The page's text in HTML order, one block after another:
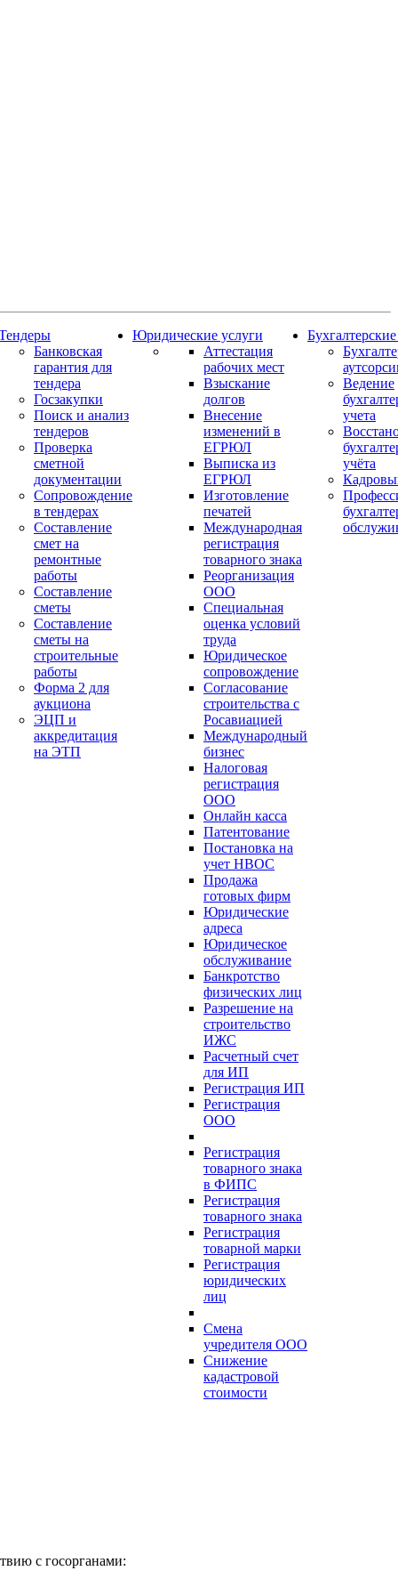
Банковская
гарантия для
тендера
Госзакупки
Поиск и анализ
тендеров
Проверка
сметной
документации
Сопровождение
в тендерах
Составление
смет на
ремонтные
работы
Составление
сметы
Составление
сметы на
строительные
работы
Форма 2 для
аукциона
ЭЦП и
аккредитация
на ЭТП
Юридические услуги
Аттестация
рабочих мест
Взыскание
долгов
Внесение
изменений в
ЕГРЮЛ
Выписка из
ЕГРЮЛ
Изготовление
печатей
Международная
регистрация
товарного знака
Реорганизация
ООО
Специальная
оценка условий
труда
Юридическое
сопровождение
Согласование
строительства с
Росавиацией
Международный
бизнес
Налоговая
регистрация
ООО
Онлайн касса
Патентование
Постановка на
учет НВОС
Продажа
готовых фирм
Юридические
адреса
Юридическое
обслуживание
Банкротство
физических лиц
Разрешение на
строительство
ИЖС
Расчетный счет
для ИП
Регистрация ИП
Регистрация
ООО
Регистрация
товарного знака
в ФИПС
Регистрация
товарного знака
Регистрация
товарной марки
Регистрация
юридических
лиц
Смена
учредителя ООО
Снижение
кадастровой
стоимости
Ведение
учета
учёта
с госорганами: